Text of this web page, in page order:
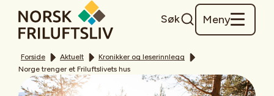
Søk Meny
Forside Aktuelt
Kronikker og leserinnlegg
Norge trenger et Friluftslivets hus